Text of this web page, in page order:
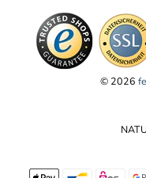
© 2026